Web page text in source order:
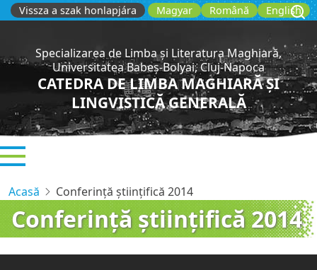
Sari
la
principal
Magyar Română English
Vissza a szak honlapjára
Specializarea de Limba și Literatura Maghiară,
Universitatea Babeș-Bolyai, Cluj-Napoca
CATEDRA DE LIMBA MAGHIARĂ ȘI
LINGVISTICĂ GENERALĂ
Acasă Conferinţă ştiinţifică 2014
Conferinţă ştiinţifică 2014